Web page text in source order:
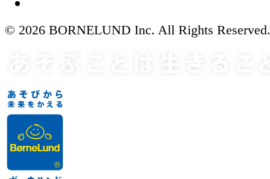
© 2026 BORNELUND Inc. All Rights Reserved.